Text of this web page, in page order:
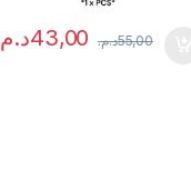
43,00 55,00د.م.